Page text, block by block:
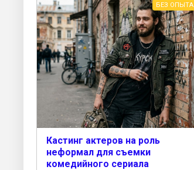
БЕЗ ОПЫТА
Кастинг актеров на роль
неформал для съемки
комедийного сериала